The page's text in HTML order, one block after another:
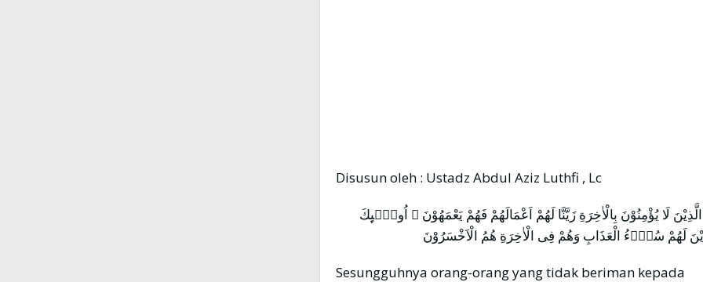
Disusun oleh : Ustadz Abdul Aziz Luthfi , Lc
لَا يُؤْمِنُوْنَ بِالْاٰخِرَةِ زَيَّنَّا لَهُمْ اَعْمَالَهُمْ فَهُمْ يَعْمَهُوْنَ ۗ اُولٰۤىِٕكَ
لَهُمْ سُوْۤءُ الْعَذَابِ وَهُمْ فِى الْاٰخِرَةِ هُمُ الْاَخْسَرُوْنَ
Sesungguhnya orang-orang yang tidak beriman kepada